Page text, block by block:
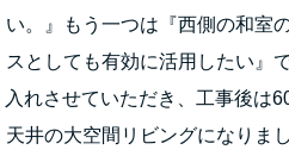
い。』もう一つは『西側の和室
スとしても有効に活用したい』
入れさせていただき、工事後は
天井の大空間リビングになりま